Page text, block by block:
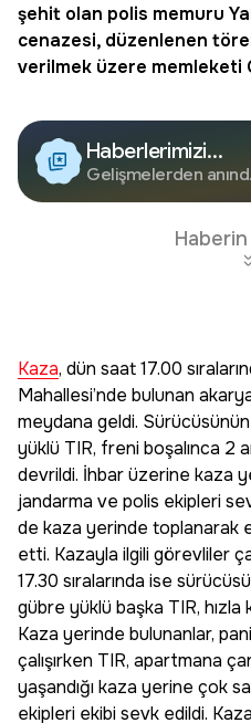
şehit olan polis memuru
cenazesi, düzenlenen
verilmek üzere memleketi
Haberlerimizi
Google'da Takip
Edin
Gelişmelerden
Haberin
Kaza, dün saat 17.00
Mahallesi’nde bulunan
meydana geldi.
yüklü TIR, freni boşalınca 2
devrildi. İhbar üzerine kaza
jandarma ve polis ekipleri
de kaza yerinde toplanarak
etti. Kazayla ilgili görevliler
17.30 sıralarında ise
gübre yüklü başka TIR, hızla
Kaza yerinde bulunanlar,
çalışırken TIR, apartmana
yaşandığı kaza yerine çok
ekipleri ekibi sevk edildi.